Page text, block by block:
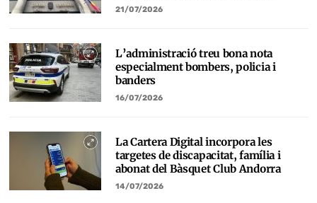
21/07/2026
L’administració treu bona nota
especialment bombers, policia i
banders
16/07/2026
La Cartera Digital incorpora les
targetes de discapacitat, família i
abonat del Bàsquet Club Andorra
14/07/2026